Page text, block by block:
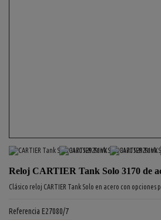
Reloj CARTIER Tank Solo 3170 de
Clásico reloj CARTIER Tank Solo en acero con opciones
Referencia E27080/7